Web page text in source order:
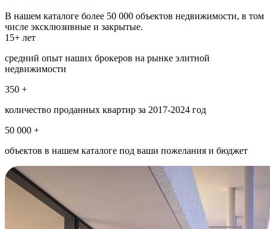
В нашем каталоге более 50 000 объектов недвижимости, в том
числе эксклюзивные и закрытые.
15+ лет
средний опыт наших брокеров на рынке элитной
недвижимости
350 +
количество проданных квартир за 2017-2024 год
50 000 +
объектов в нашем каталоге под ваши пожелания и бюджет